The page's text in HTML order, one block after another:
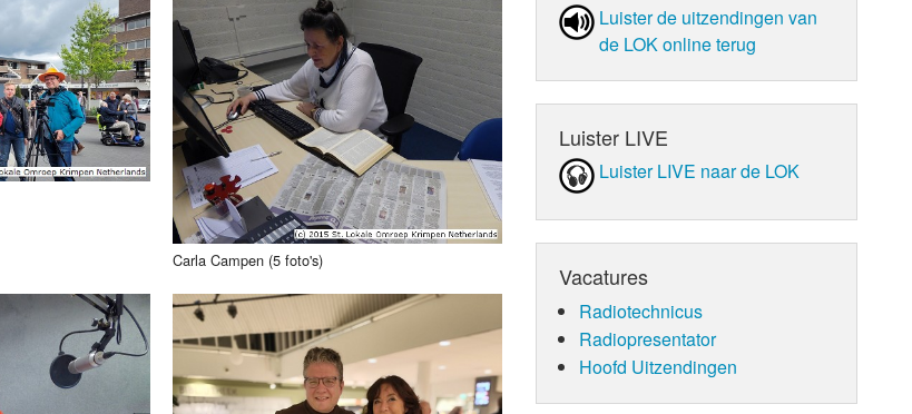
Carla Campen (5 foto's)
Luister de uit­zen­din­gen van
de LOK online terug
Luister LIVE
Luister LIVE naar de LOK
Vacatures
Radiotechnicus
Radiopresentator
Hoofd Uitzendingen